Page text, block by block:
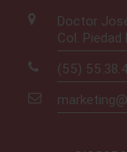
Doctor
Col.
(55)